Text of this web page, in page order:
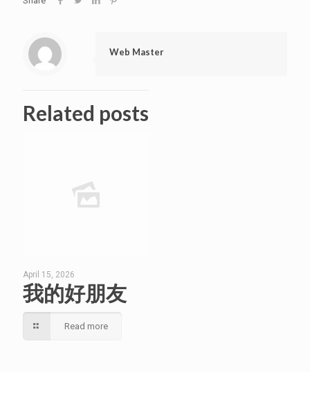
Web Master
Related posts
April 15, 2026
我的好朋友
Read more